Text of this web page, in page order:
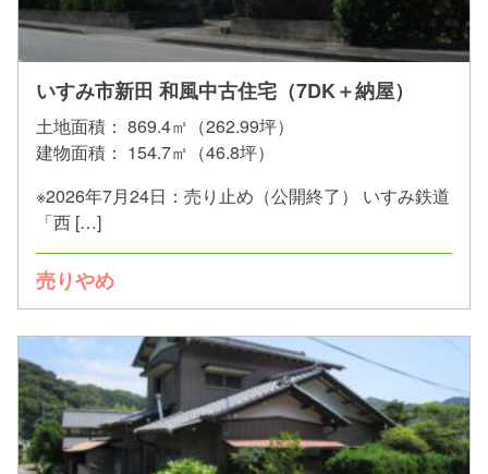
いすみ市新田 和風中古住宅（7DK＋納屋）
土地面積： 869.4㎡（262.99坪）
建物面積： 154.7㎡（46.8坪）
※2026年7月24日：売り止め（公開終了） いすみ鉄道
「西 […]
売りやめ